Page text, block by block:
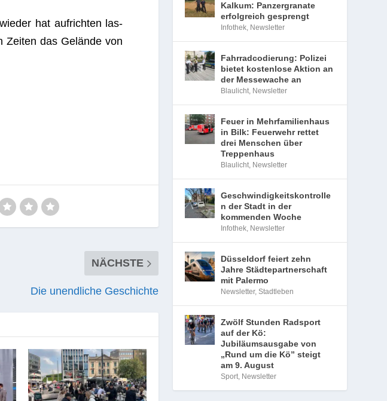
hat auf­rich­ten las­
Zei­ten das Gelände von
NÄCHSTE
Die unendliche Geschichte
Kalkum: Panzergranate
erfolgreich gesprengt
Infothek, Newsletter
Fahrradcodierung: Polizei
bietet kostenlose Aktion an
der Messewache an
Blaulicht, Newsletter
Feuer in Mehrfamilienhaus
in Bilk: Feuerwehr rettet
drei Menschen über
Treppenhaus
Blaulicht, Newsletter
Geschwindigkeitskontrolle
n der Stadt in der
kommenden Woche
Infothek, Newsletter
Düsseldorf feiert zehn
Jahre Städtepartnerschaft
mit Palermo
Newsletter,Stadtleben
Zwölf Stunden Radsport
auf der Kö:
Jubiläumsausgabe von
„Rund um die Kö” steigt
am 9. August
Sport, Newsletter